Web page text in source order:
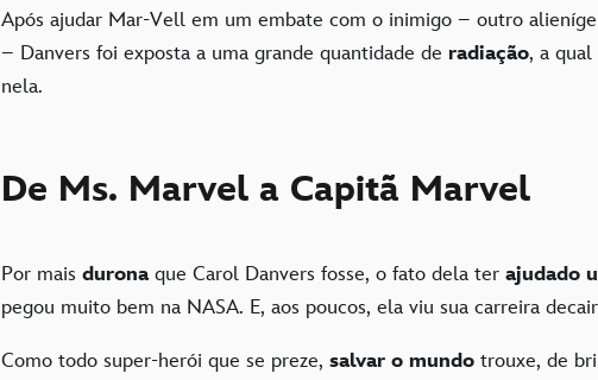
Após ajudar Mar-Vell em um embate com o inimigo – outro
– Danvers foi exposta a uma grande quantidade de radiação, a
nela.
De Ms. Marvel a Capitã Marvel
Por mais duronaque Carol Danvers fosse, o fato dela ter ajudado
pegou muito bem na NASA. E, aos poucos, ela viu sua carreira
Como todo super-herói que se preze, salvar o mundo trouxe, de